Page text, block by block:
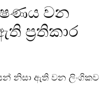
වන
ප්‍රතිකාර
නිසා ඇති වන ලිංගිකව